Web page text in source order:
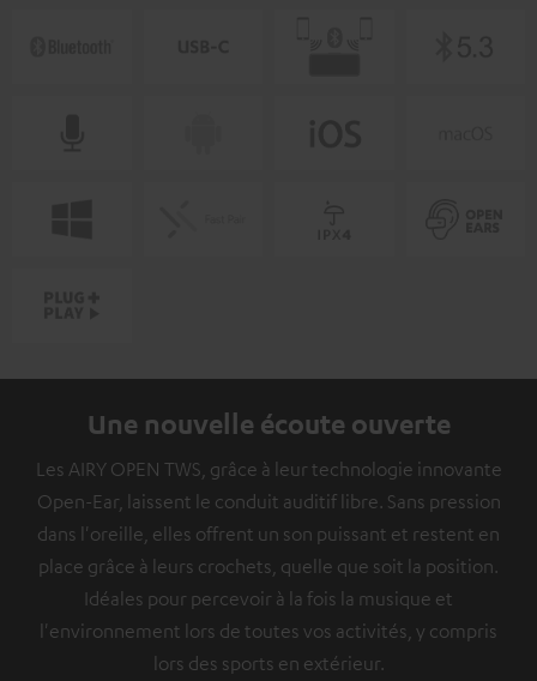
Une nouvelle écoute ouverte
Les AIRY OPEN TWS, grâce à leur technologie innovante
Open-Ear, laissent le conduit auditif libre. Sans pression
dans l'oreille, elles offrent un son puissant et restent en
place grâce à leurs crochets, quelle que soit la position.
Idéales pour percevoir à la fois la musique et
l'environnement lors de toutes vos activités, y compris
lors des sports en extérieur.